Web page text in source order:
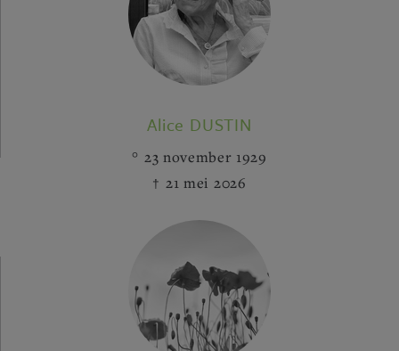
Alice DUSTIN
23 november 1929
21 mei 2026